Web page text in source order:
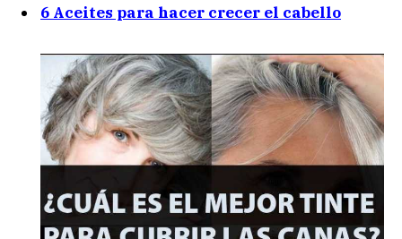
6 Aceites para hacer crecer el cabello